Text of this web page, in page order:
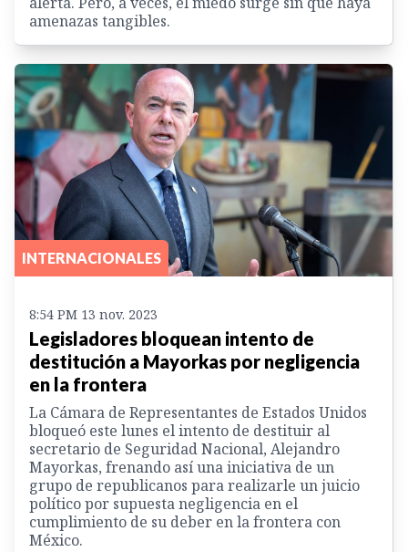
amenazas tangibles.
INTERNACIONALES
8:54 PM 13 nov. 2023
Legisladores bloquean intento de
destitución a Mayorkas por negligencia
en la frontera
La Cámara de Representantes de Estados Unidos
bloqueó este lunes el intento de destituir al
secretario de Seguridad Nacional, Alejandro
Mayorkas, frenando así una iniciativa de un
grupo de republicanos para realizarle un juicio
político por supuesta negligencia en el
cumplimiento de su deber en la frontera con
México.